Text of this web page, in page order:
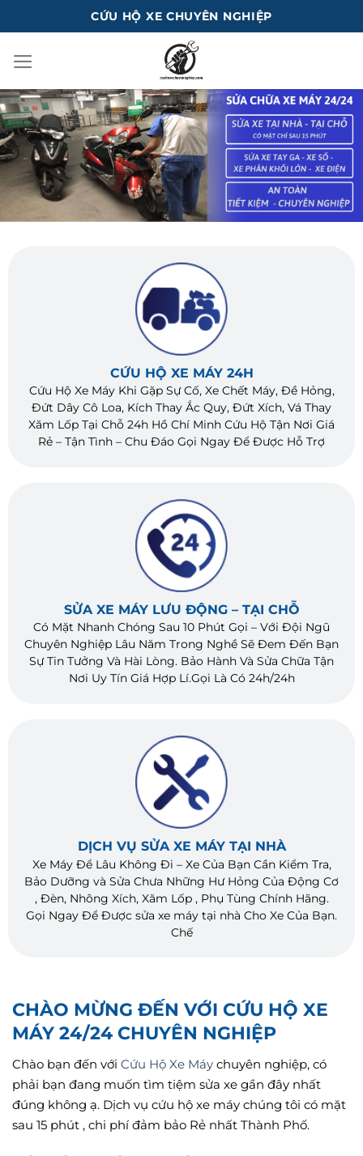
qua
dung
CỨU HỘ XE CHUYÊN NGHIỆP
CỨU HỘ XE MÁY 24H
Cứu Hộ Xe Máy Khi Gặp Sự Cố, Xe Chết Máy, Đề Hỏng,
Đứt Dây Cô Loa, Kích Thay Ắc Quy, Đứt Xích, Vá Thay
Xăm Lốp Tại Chỗ 24h Hồ Chí Minh Cứu Hộ Tận Nơi Giá
Rẻ – Tận Tình – Chu Đáo Gọi Ngay Để Được Hỗ Trợ
SỬA XE MÁY LƯU ĐỘNG – TẠI CHỖ
Có Mặt Nhanh Chóng Sau 10 Phút Gọi – Với Đội Ngũ
Chuyên Nghiệp Lâu Năm Trong Nghề Sẽ Đem Đến Bạn
Sự Tin Tưởng Và Hài Lòng. Bảo Hành Và Sửa Chữa Tận
Nơi Uy Tín Giá Hợp Lí.Gọi Là Có 24h/24h
DỊCH VỤ SỬA XE MÁY TẠI NHÀ
Xe Máy Để Lâu Không Đi – Xe Của Bạn Cần Kiểm Tra,
Bảo Dưỡng và Sửa Chưa Những Hư Hỏng Của Động Cơ
, Đèn, Nhông Xích, Xăm Lốp , Phụ Tùng Chính Hãng.
Gọi Ngay Để Được sửa xe máy tại nhà Cho Xe Của Bạn.
Chế
CHÀO MỪNG ĐẾN VỚI CỨU HỘ XE
MÁY 24/24 CHUYÊN NGHIỆP
Chào bạn đến với Cứu Hộ Xe Máy chuyên nghiệp, có
phải bạn đang muốn tìm tiệm sửa xe gần đây nhất
đúng không ạ. Dịch vụ cứu hộ xe máy chúng tôi có mặt
sau 15 phút , chi phí đảm bảo Rẻ nhất Thành Phố.